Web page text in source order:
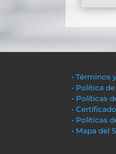
• Términos
• Política
• Políticas
•
• Políticas
• Mapa del